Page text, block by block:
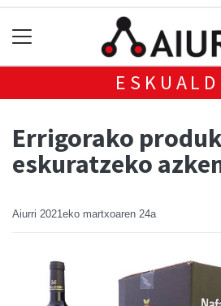
Errigorako
eskuratzeko
Aiurri 2021eko martxoaren 24a